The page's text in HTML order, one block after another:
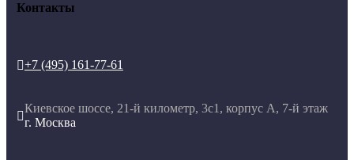
Контакты
+7 (495) 161-77-61

Киевское шоссе, 21-й километр, 3с1, корпус А, 7-й этаж
г. Москва